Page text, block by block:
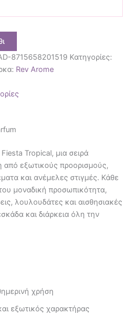
8715658201519 Κατηγορίες:
Rev Arome
Tropical, μια σειρά
εξωτικούς προορισμούς,
και ανέμελες στιγμές. Κάθε
μοναδική προσωπικότητα,
λουλουδάτες και αισθησιακές
και διάρκεια όλη την
χρήση
εξωτικός χαρακτήρας